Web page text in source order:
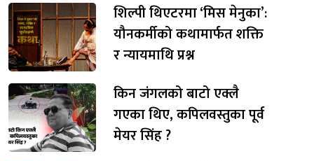
शिल्पी थिएटरमा ‘मिस मेनुका’:
यौनकर्मीको कथामार्फत शक्ति
र न्यायमाथि प्रश्न
किन जंगलको बाटो एक्लै
गएका थिए, कपिलवस्तुका पूर्व
मेयर सिंह ?